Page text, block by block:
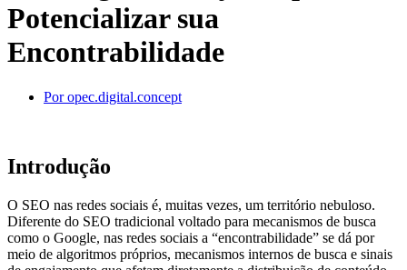
Potencializar sua
Encontrabilidade
Poropec.digital.concept
Introdução
O SEO nas redes sociais é, muitas vezes, um território nebuloso.
Diferente do SEO tradicional voltado para mecanismos de busca
como o Google, nas redes sociais a “encontrabilidade” se dá por
meio de algoritmos próprios, mecanismos internos de busca e sinais